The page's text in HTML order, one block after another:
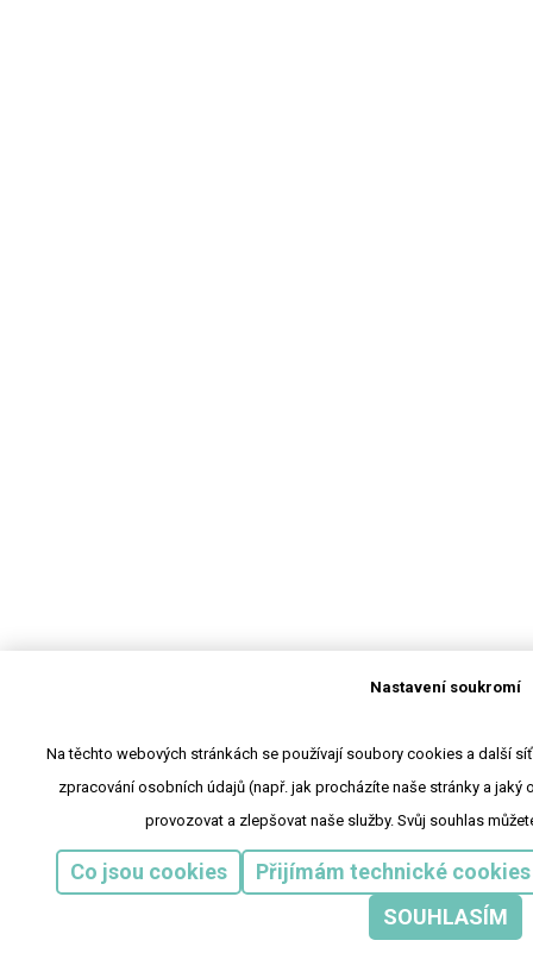
Nastavení soukromí
Na těchto webových stránkách se používají soubory cookies a další
zpracování osobních údajů (např. jak procházíte naše stránky a jaký
provozovat a zlepšovat naše služby. Svůj souhlas
Co jsou cookies
Přijímám technické cookies
SOUHLASÍM